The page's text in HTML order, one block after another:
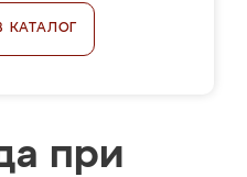
КАТАЛОГ
при